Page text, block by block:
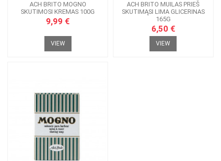
ACH BRITO MOGNO
SKUTIMOSI KREMAS 100G
9,99 €
VIEW
ACH BRITO MUILAS PRIEŠ
SKUTIMĄSI LIMA GLICERINAS
165G
6,50 €
VIEW